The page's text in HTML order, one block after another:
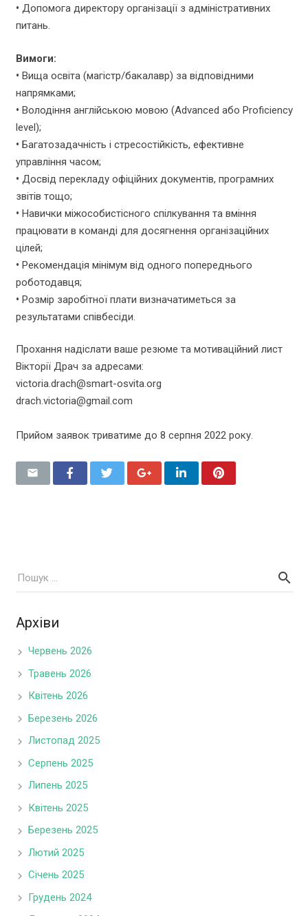
• Допомога директору організації з адміністративних
питань.
Вимоги:
• Вища освіта (магістр/бакалавр) за відповідними
напрямками;
• Володіння англійською мовою (Advanced або Proficiency
level);
• Багатозадачність і стресостійкість, ефективне
управління часом;
• Досвід перекладу офіційних документів, програмних
звітів тощо;
• Навички міжособистісного спілкування та вміння
працювати в команді для досягнення організаційних
цілей;
• Рекомендація мінімум від одного попереднього
роботодавця;
• Розмір заробітної плати визначатиметься за
результатами співбесіди.
Прохання надіслати ваше резюме та мотиваційний лист
Вікторії Драч за адресами:
victoria.drach@smart-osvita.org
drach.victoria@gmail.com
Прийом заявок триватиме до 8 серпня 2022 року.
Архіви
Червень 2026
Травень 2026
Квітень 2026
Березень 2026
Листопад 2025
Серпень 2025
Липень 2025
Квітень 2025
Березень 2025
Лютий 2025
Січень 2025
Грудень 2024